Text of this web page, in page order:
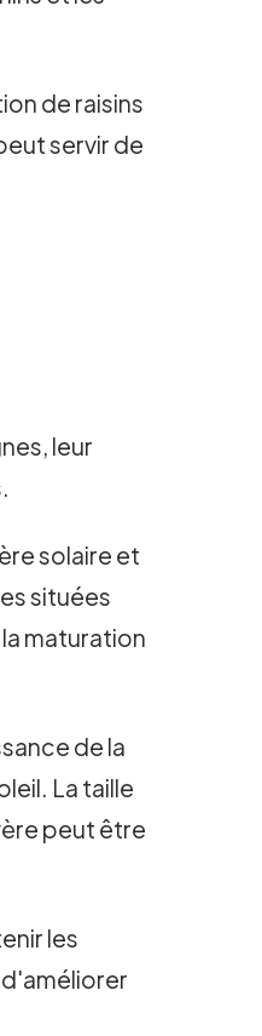
de raisins
servir de
leur
solaire et
situées
maturation
de la
La taille
peut être
les